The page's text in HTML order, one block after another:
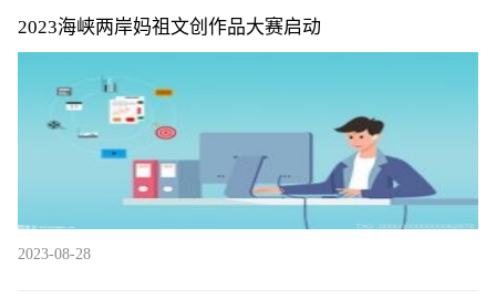
2023海峡两岸妈祖文创作品大赛启动
2023-08-28